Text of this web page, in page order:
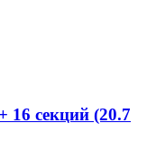
16 секций (20.7